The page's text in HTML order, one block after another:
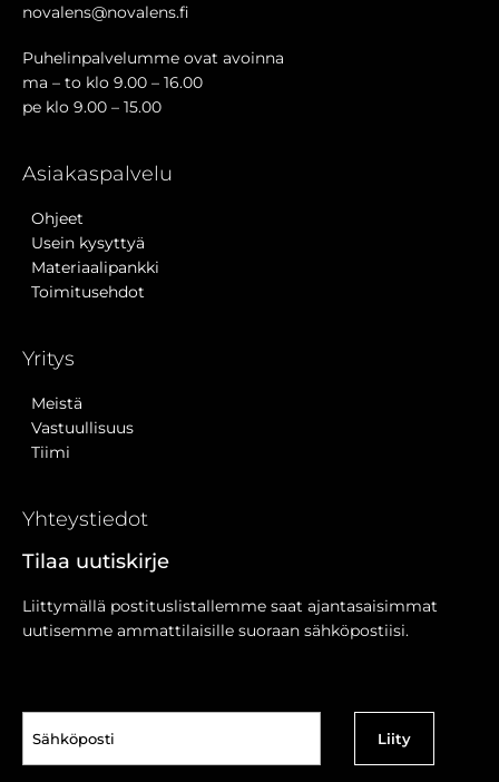
novalens@novalens.fi
Puhelinpalvelumme ovat avoinna
ma – to klo 9.00 – 16.00
pe klo 9.00 – 15.00
Asiakaspalvelu
Ohjeet
Usein kysyttyä
Materiaalipankki
Toimitusehdot
Yritys
Meistä
Vastuullisuus
Tiimi
Yhteystiedot
Tilaa uutiskirje
Liittymällä postituslistallemme saat ajantasaisimmat
uutisemme ammattilaisille suoraan sähköpostiisi.
(Pakollinen)